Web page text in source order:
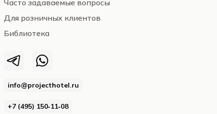
info@projecthotel.ru
+7 (495) 150‑11‑08
Часто задаваемые вопросы
Для розничных клиентов
Библиотека